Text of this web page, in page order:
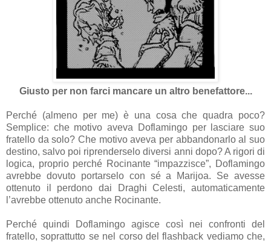
Giusto per non farci mancare un altro benefattore...
Perché (almeno per me) è una cosa che quadra poco?
Semplice: che motivo aveva Doflamingo per lasciare suo
fratello da solo? Che motivo aveva per abbandonarlo al suo
destino, salvo poi riprenderselo diversi anni dopo? A rigori di
logica, proprio perché Rocinante “impazzisce”, Doflamingo
avrebbe dovuto portarselo con sé a Marijoa. Se avesse
ottenuto il perdono dai Draghi Celesti, automaticamente
l’avrebbe ottenuto anche Rocinante.
Perché quindi Doflamingo agisce così nei confronti del
fratello, soprattutto se nel corso del flashback vediamo che,